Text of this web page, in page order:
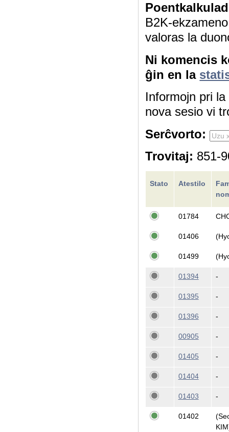
B2K-
valoras la
Ni komencis
ĝin en la
Informojn pri
nova sesio vi
Serĉvorto:
Trovitaj: 851-
Stato Atestilo
01784
01406
01499
01394 -
01395 -
01396 -
00905 -
01405 -
01404 -
01403 -
01402